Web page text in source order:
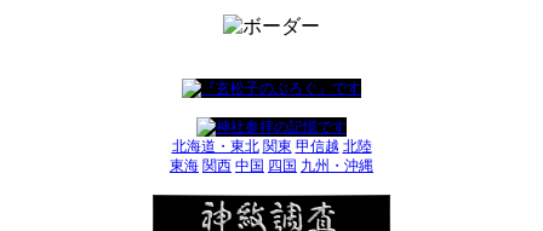
北海道・東北 関東 甲信越 北陸
東海 関西 中国 四国 九州・沖縄